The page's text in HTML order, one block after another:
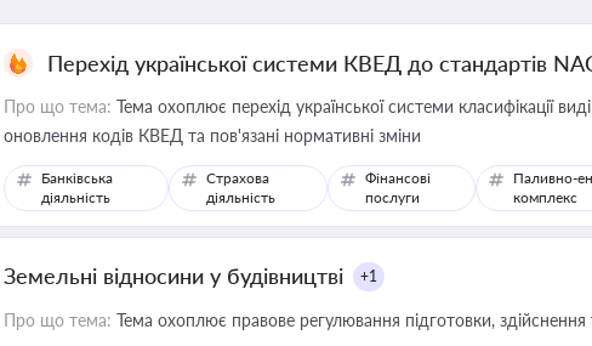
Перехід української системи КВЕД до стандартів
Про що тема: Тема охоплює перехід української системи класифікації
оновлення кодів КВЕД та пов'язані нормативні зміни
Банківська
діяльність
Страхова
діяльність
Фінансові
послуги
Паливно-
комплекс
Земельні відносини у будівництві +1
Про що тема: Тема охоплює правове регулювання підготовки, здійснення